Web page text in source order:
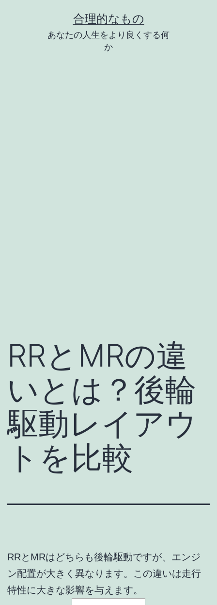
合理的なもの
あなたの人生をより良くする何
か
RRとMRの違
いとは？後輪
駆動レイアウ
トを比較
RRとMRはどちらも後輪駆動ですが、エンジ
ン配置が大きく異なります。この違いは走行
特性に大きな影響を与えます。